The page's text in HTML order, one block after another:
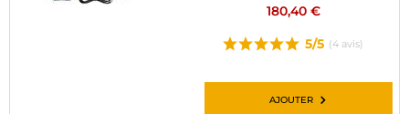
180,40 €
5/5 (4 avis)
AJOUTER